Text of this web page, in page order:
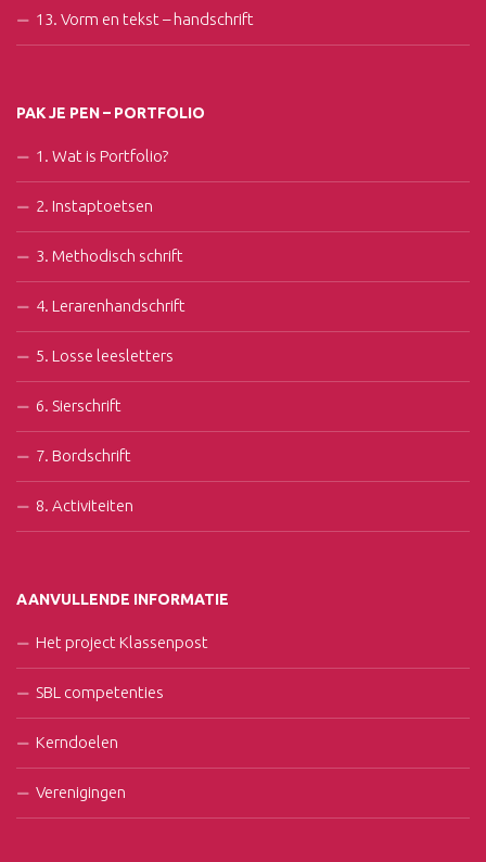
13. Vorm en tekst – handschrift
PAK JE PEN – PORTFOLIO
1. Wat is Portfolio?
2. Instaptoetsen
3. Methodisch schrift
4. Lerarenhandschrift
5. Losse leesletters
6. Sierschrift
7. Bordschrift
8. Activiteiten
AANVULLENDE INFORMATIE
Het project Klassenpost
SBL competenties
Kerndoelen
Verenigingen